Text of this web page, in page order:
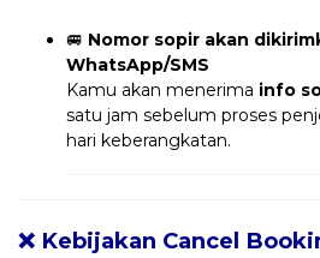
🚐 Nomor sopir akan
WhatsApp/SMS
Kamu akan menerima info
satu jam sebelum proses
hari keberangkatan.
❌ Kebijakan Cancel